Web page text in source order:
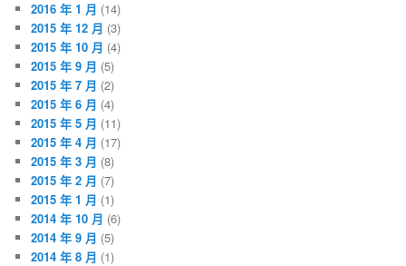
2016 年 1 月 (14)
2015 年 12 月 (3)
2015 年 10 月 (4)
2015 年 9 月 (5)
2015 年 7 月 (2)
2015 年 6 月 (4)
2015 年 5 月 (11)
2015 年 4 月 (17)
2015 年 3 月 (8)
2015 年 2 月 (7)
2015 年 1 月 (1)
2014 年 10 月 (6)
2014 年 9 月 (5)
2014 年 8 月 (1)